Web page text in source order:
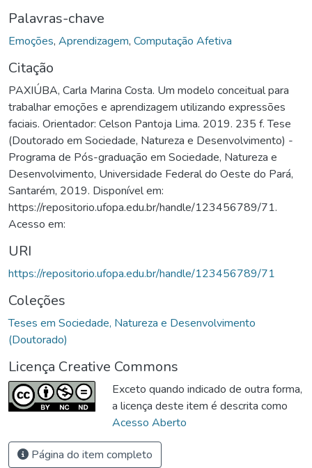
Palavras-chave
Emoções, Aprendizagem, Computação Afetiva
Citação
PAXIÚBA, Carla Marina Costa. Um modelo conceitual para
trabalhar emoções e aprendizagem utilizando expressões
faciais. Orientador: Celson Pantoja Lima. 2019. 235 f. Tese
(Doutorado em Sociedade, Natureza e Desenvolvimento) -
Programa de Pós-graduação em Sociedade, Natureza e
Desenvolvimento, Universidade Federal do Oeste do Pará,
Santarém, 2019. Disponível em:
https://repositorio.ufopa.edu.br/handle/123456789/71.
Acesso em:
URI
https://repositorio.ufopa.edu.br/handle/123456789/71
Coleções
Teses em Sociedade, Natureza e Desenvolvimento
(Doutorado)
Licença Creative Commons
Exceto quando indicado de outra forma,
a licença deste item é descrita como
Acesso Aberto
Página do item completo